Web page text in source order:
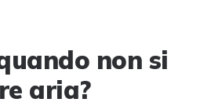
non si
aria?